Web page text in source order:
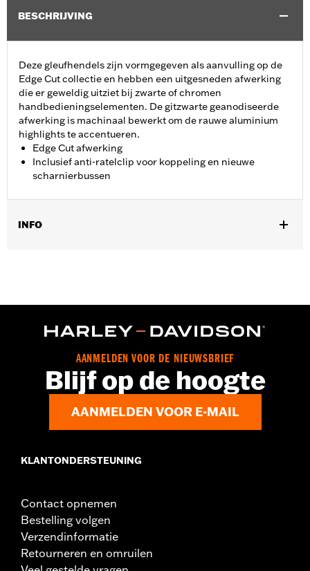
BESCHRIJVING
Deze gleufhendels zijn vormgegeven als aanvulling op de
Edge Cut collectie en hebben een uitgesneden afwerking
die er geweldig uitziet bij zwarte of chromen
handbedieningselementen. De gitzwarte geanodiseerde
afwerking is machinaal bewerkt om de rauwe aluminium
highlights te accentueren.
Edge Cut afwerking
Inclusief anti-ratelclip voor koppeling en nieuwe
scharnierbussen
INFO
Per stuk verkocht:Twee
scharnierbus
AANMELDEN VOOR DE NIEUWSBRIEF
Blijf op de hoogte
AANMELDEN VOOR E-MAIL
KLANTONDERSTEUNING
Contact opnemen
Bestelling volgen
Verzendinformatie
Retourneren en omruilen